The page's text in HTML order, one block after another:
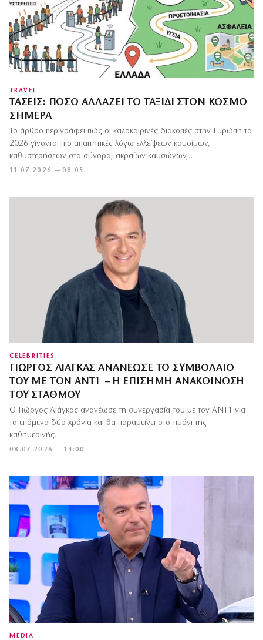
TRAVEL
ΤΆΣΕΙΣ: ΠΌΣΟ ΑΛΛΆΖΕΙ ΤΟ ΤΑΞΊΔΙ ΣΤΟΝ ΚΌΣΜΟ
ΣΉΜΕΡΑ
11.07.2026 — 08:05
Το άρθρο περιγράφει πώς οι καλοκαιρινές διακοπές στην Ευρώπη το
2026 γίνονται πιο απαιτητικές λόγω ελλείψεων καυσίμων,
καθυστερήσεων στα σύνορα, ακραίων καυσώνων,…
CELEBRITIES
ΓΙΏΡΓΟΣ ΛΙΆΓΚΑΣ ΑΝΑΝΈΩΣΕ ΤΟ ΣΥΜΒΌΛΑΙΌ
ΤΟΥ ΜΕ ΤΟΝ ΑΝΤ1 – Η ΕΠΊΣΗΜΗ ΑΝΑΚΟΊΝΩΣΗ
ΤΟΥ ΣΤΑΘΜΟΎ
08.07.2026 — 14:00
Ο Γιώργος Λιάγκας ανανέωσε τη συνεργασία του με τον ΑΝΤ1 για
τα επόμενα δύο χρόνια και θα παραμείνει στο τιμόνι της
καθημερινής…
MEDIA